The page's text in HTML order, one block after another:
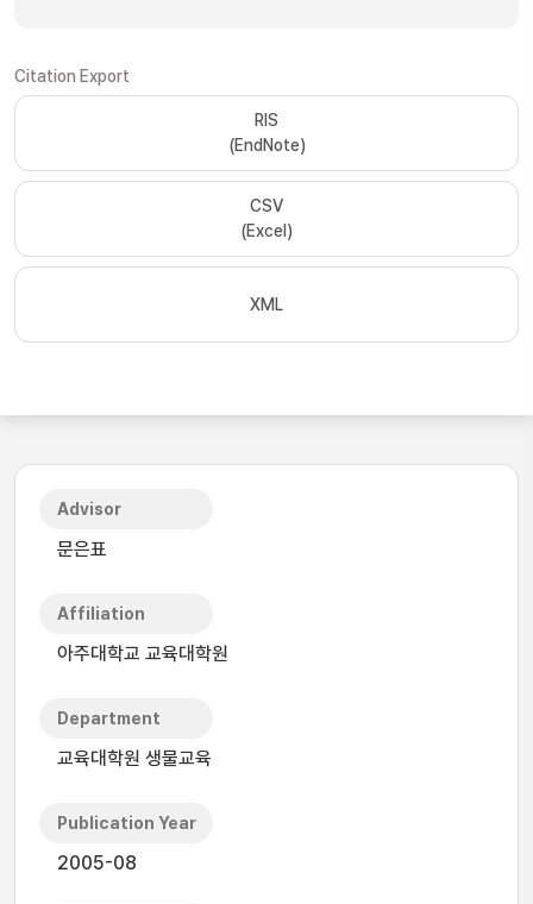
Citation Export
RIS
(EndNote)
CSV
(Excel)
XML
Advisor
문은표
Affiliation
아주대학교 교육대학원
Department
교육대학원 생물교육
Publication Year
2005-08